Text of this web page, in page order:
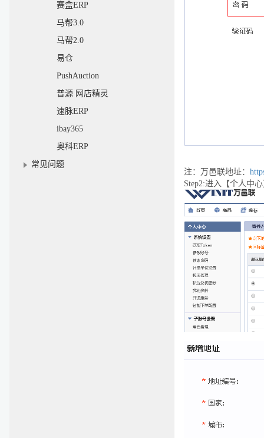
赛盒ERP
马帮3.0
马帮2.0
易仓
PushAuction
普源 网店精灵
速脉ERP
ibay365
奥科ERP
常见问题
注：万邑联地址：
Step2:进入【个人中